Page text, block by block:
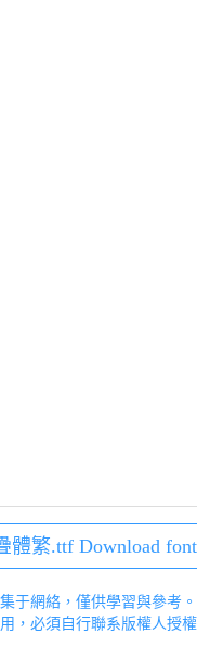
體繁.ttf Download
于網絡，僅供學習與參考
，必須自行聯系版權人授